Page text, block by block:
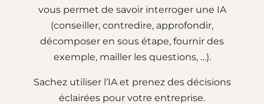
vous permet de savoir interroger une IA
(conseiller, contredire, approfondir,
décomposer en sous étape, fournir des
exemple, mailler les questions, …).
Sachez utiliser l’IA et prenez des décisions
éclairées pour votre entreprise.